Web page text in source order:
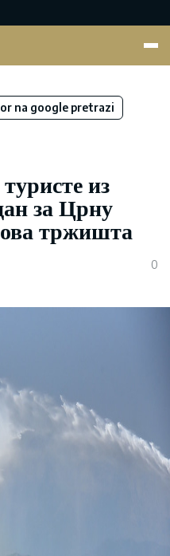
na google pretrazi
из
за Црну
тржишта
0